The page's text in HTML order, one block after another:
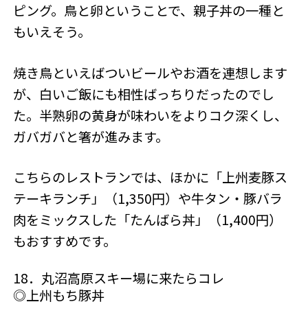
ピング。鳥と卵ということで、親子丼の一種と
もいえそう。
焼き鳥といえばついビールやお酒を連想します
が、白いご飯にも相性ばっちりだったのでし
た。半熟卵の黄身が味わいをよりコク深くし、
ガバガバと箸が進みます。
こちらのレストランでは、ほかに「上州麦豚ス
テーキランチ」（1,350円）や牛タン・豚バラ
肉をミックスした「たんばら丼」（1,400円）
もおすすめです。
18．丸沼高原スキー場に来たらコレ
◎上州もち豚丼